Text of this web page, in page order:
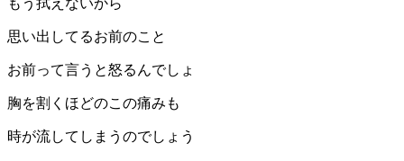
もう拭えないから
思い出してるお前のこと
お前って言うと怒るんでしょ
胸を割くほどのこの痛みも
時が流してしまうのでしょう